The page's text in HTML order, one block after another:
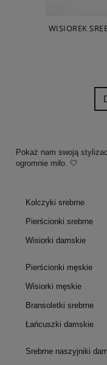
WISIOREK
Pokaż nam swoją
ogromnie miło. 🤍
Kolczyki srebrne
Pierścionki srebrne
Wisiorki damskie
Pierścionki męskie
Wisiorki męskie
Bransoletki srebrne
Łańcuszki damskie
Srebrne naszyjniki